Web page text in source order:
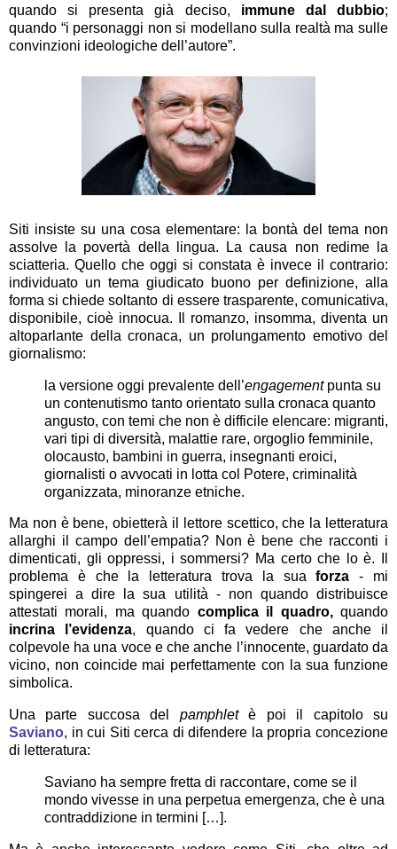
quando si presenta già deciso, immune dal dubbio;
quando “i personaggi non si modellano sulla realtà ma sulle
convinzioni ideologiche dell’autore”.
Siti insiste su una cosa elementare: la bontà del tema non
assolve la povertà della lingua. La causa non redime la
sciatteria. Quello che oggi si constata è invece il contrario:
individuato un tema giudicato buono per definizione, alla
forma si chiede soltanto di essere trasparente, comunicativa,
disponibile, cioè innocua. Il romanzo, insomma, diventa un
altoparlante della cronaca, un prolungamento emotivo del
giornalismo:
la versione oggi prevalente dell’engagementpunta su
un contenutismo tanto orientato sulla cronaca quanto
angusto, con temi che non è difficile elencare: migranti,
vari tipi di diversità, malattie rare, orgoglio femminile,
olocausto, bambini in guerra, insegnanti eroici,
giornalisti o avvocati in lotta col Potere, criminalità
organizzata, minoranze etniche.
Ma non è bene, obietterà il lettore scettico, che la letteratura
allarghi il campo dell’empatia? Non è bene che racconti i
dimenticati, gli oppressi, i sommersi? Ma certo che lo è. Il
problema è che la letteratura trova la suaforza - mi
spingerei a dire la sua utilità - non quando distribuisce
attestati morali, ma quando complica il quadro,quando
incrina l’evidenza, quando ci fa vedere che anche il
colpevole ha una voce e che anche l’innocente, guardato da
vicino, non coincide mai perfettamente con la sua funzione
simbolica.
Una parte succosa del pamphletè poi il capitolo su
Saviano, in cui Siti cerca di difendere la propria concezione
di letteratura:
Saviano ha sempre fretta di raccontare, come se il
mondo vivesse in una perpetua emergenza, che è una
contraddizione in termini […].